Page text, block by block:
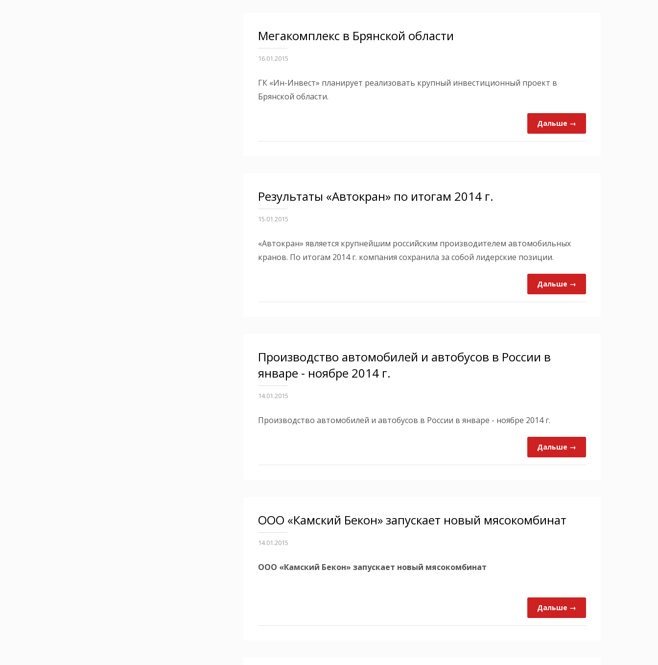
Мегакомплекс в Брянской области
16.01.2015
ГК «Ин-Инвест» планирует реализовать крупный инвестиционный проект в
Брянской области.
Дальше →
Результаты «Автокран» по итогам 2014 г.
15.01.2015
«Автокран» является крупнейшим российским производителем автомобильных
кранов. По итогам 2014 г. компания сохранила за собой лидерские позиции.
Дальше →
Производство автомобилей и автобусов в России в
январе - ноябре 2014 г.
14.01.2015
Производство автомобилей и автобусов в России в январе - ноябре 2014 г.
Дальше →
ООО «Камский Бекон» запускает новый мясокомбинат
14.01.2015
ООО «Камский Бекон» запускает новый мясокомбинат
Дальше →